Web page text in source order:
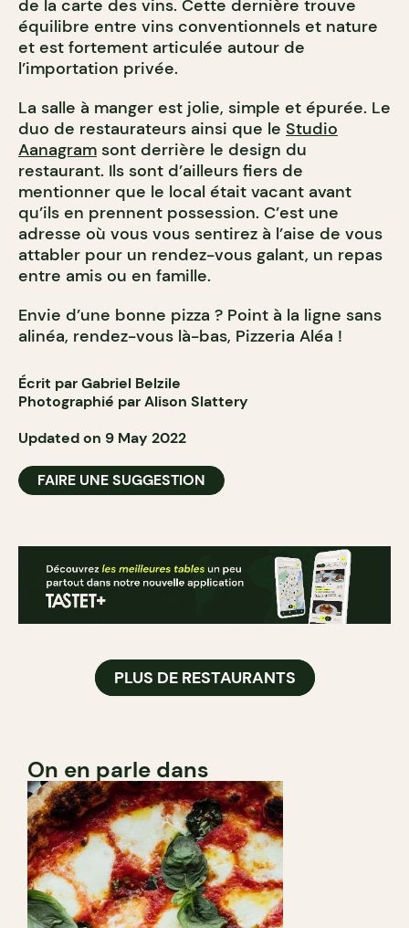
de la carte des vins. Cette dernière trouve
équilibre entre vins conventionnels et nature
et est fortement articulée autour de
l’importation privée.
La salle à manger est jolie, simple et épurée. Le
duo de restaurateurs ainsi que le Studio
Aanagram sont derrière le design du
restaurant. Ils sont d’ailleurs fiers de
mentionner que le local était vacant avant
qu’ils en prennent possession. C’est une
adresse où vous vous sentirez à l’aise de vous
attabler pour un rendez-vous galant, un repas
entre amis ou en famille.
Envie d’une bonne pizza ? Point à la ligne sans
alinéa, rendez-vous là-bas, Pizzeria Aléa !
Écrit par Gabriel Belzile
Photographié par Alison Slattery
Updated on 9 May 2022
FAIRE UNE SUGGESTION
PLUS DE RESTAURANTS
On en parle dans